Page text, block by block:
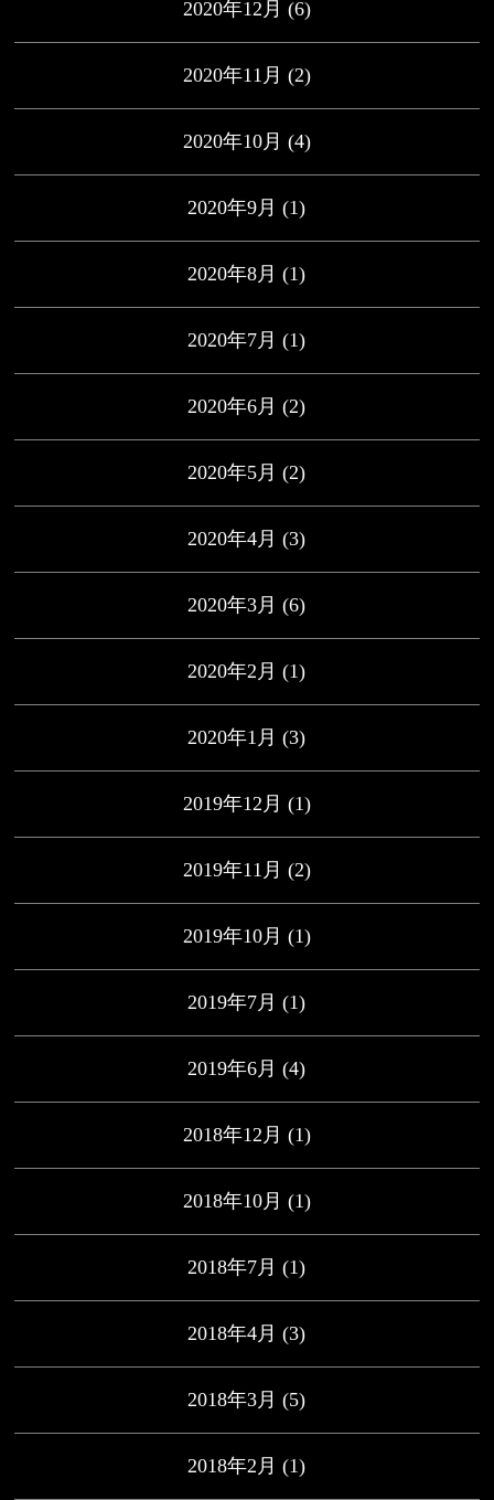
2020年12月 (6)
2020年11月 (2)
2020年10月 (4)
2020年9月 (1)
2020年8月 (1)
2020年7月 (1)
2020年6月 (2)
2020年5月 (2)
2020年4月 (3)
2020年3月 (6)
2020年2月 (1)
2020年1月 (3)
2019年12月 (1)
2019年11月 (2)
2019年10月 (1)
2019年7月 (1)
2019年6月 (4)
2018年12月 (1)
2018年10月 (1)
2018年7月 (1)
2018年4月 (3)
2018年3月 (5)
2018年2月 (1)